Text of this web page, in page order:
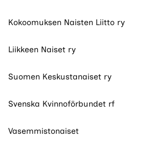
Kokoomuksen Naisten Liitto ry
Liikkeen Naiset ry
Suomen Keskustanaiset ry
Svenska Kvinnoförbundet rf
Vasemmistonaiset